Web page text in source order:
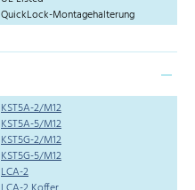
QuickLock-Montagehalterung
KST5A-2/M12
KST5A-5/M12
KST5G-2/M12
KST5G-5/M12
LCA-2